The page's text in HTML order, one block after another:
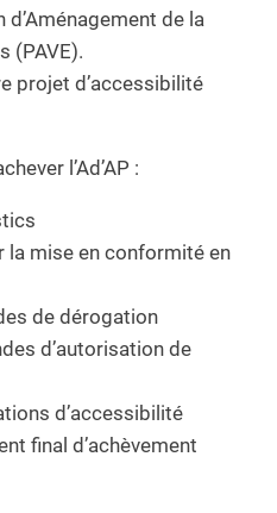
de la
(PAVE).
projet d’accessibilité
l’Ad’AP :
la mise en conformité en
de dérogation
d’autorisation de
d’accessibilité
final d’achèvement